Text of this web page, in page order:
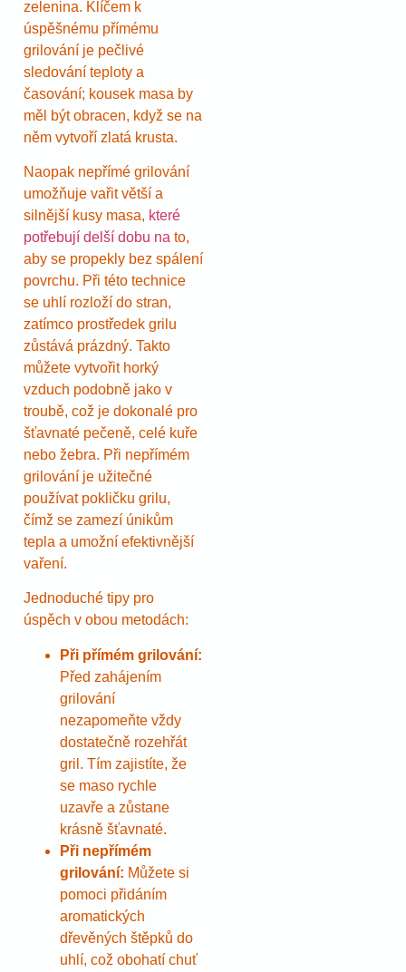
zelenina. Klíčem k
úspěšnému přímému
grilování je pečlivé
sledování teploty a
časování; kousek masa by
měl být obracen, když se na
něm vytvoří zlatá krusta.
Naopak nepřímé grilování
umožňuje vařit větší a
silnější kusy masa, které
potřebují delší dobu na to,
aby se propekly bez spálení
povrchu. Při této technice
se uhlí rozloží do stran,
zatímco prostředek grilu
zůstává prázdný. Takto
můžete vytvořit horký
vzduch podobně jako v
troubě, což je dokonalé pro
šťavnaté pečeně, celé kuře
nebo žebra. Při nepřímém
grilování je užitečné
používat pokličku grilu,
čímž se zamezí únikům
tepla a umožní efektivnější
vaření.
Jednoduché tipy pro
úspěch v obou metodách:
Při přímém grilování:
Před zahájením
grilování
nezapomeňte vždy
dostatečně rozehřát
gril. Tím zajistíte, že
se maso rychle
uzavře a zůstane
krásně šťavnaté.
Při nepřímém
grilování: Můžete si
pomoci přidáním
aromatických
dřevěných štěpků do
uhlí, což obohatí chuť